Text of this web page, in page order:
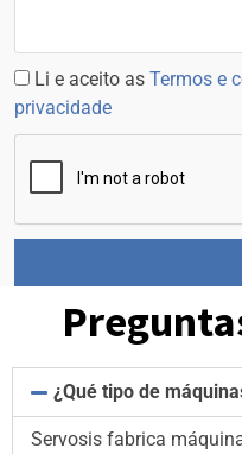
Li e aceito as Termos e
privacidade
¿Qué tipo de
Servosis fabrica